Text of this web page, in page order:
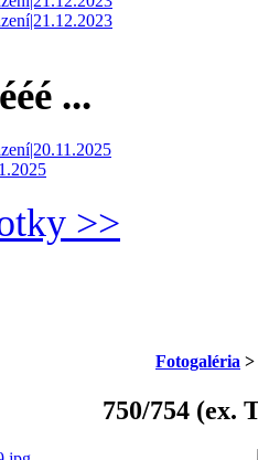
...
>>
Fotogaléria >
750/754 (ex.